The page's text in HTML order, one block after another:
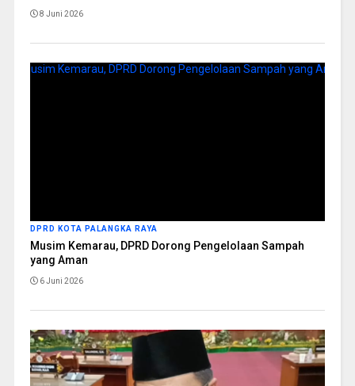
8 Juni 2026
DPRD KOTA PALANGKA RAYA
Musim Kemarau, DPRD Dorong Pengelolaan Sampah
yang Aman
6 Juni 2026